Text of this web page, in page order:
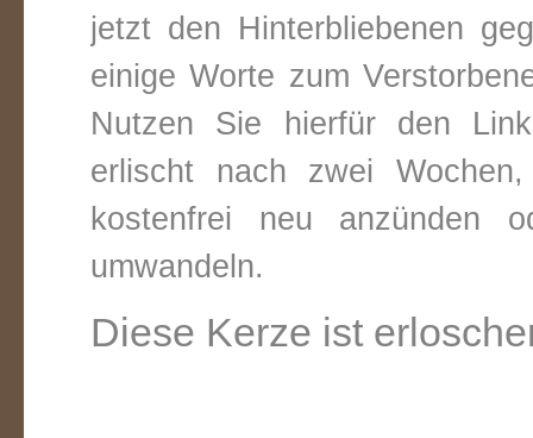
jetzt den Hinterbliebenen
einige Worte zum
Nutzen Sie hierfür den
erlischt nach zwei
kostenfrei neu anzünden
umwandeln.
Diese Kerze ist